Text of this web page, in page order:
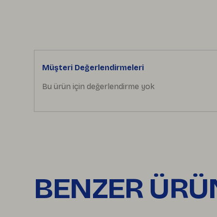
Müşteri Değerlendirmeleri
Bu ürün için değerlendirme yok
BENZER